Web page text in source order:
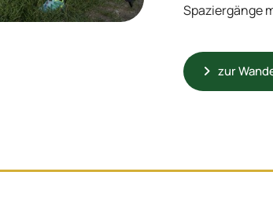
Spaziergänge
zur